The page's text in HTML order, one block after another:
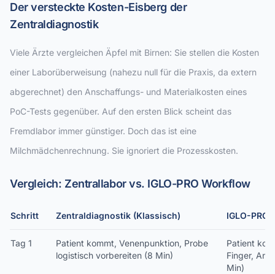
Der versteckte Kosten-Eisberg der
Zentraldiagnostik
Viele Ärzte vergleichen Äpfel mit Birnen: Sie stellen die Kosten
einer Laborüberweisung (nahezu null für die Praxis, da extern
abgerechnet) den Anschaffungs- und Materialkosten eines
PoC-Tests gegenüber. Auf den ersten Blick scheint das
Fremdlabor immer günstiger. Doch das ist eine
Milchmädchenrechnung. Sie ignoriert die Prozesskosten.
Vergleich: Zentrallabor vs. IGLO-PRO Workflow
Schritt Zentraldiagnostik (Klassisch) IGLO-
Tag 1
Patient kommt, Venenpunktion, Probe
logistisch vorbereiten (8 Min)
Patient
Finger,
Min)